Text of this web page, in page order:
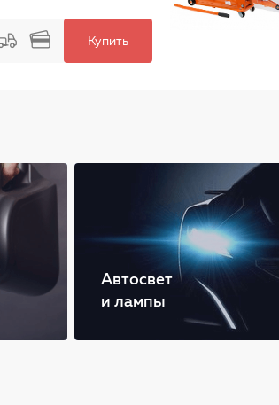
Купить
Автосвет
и лампы